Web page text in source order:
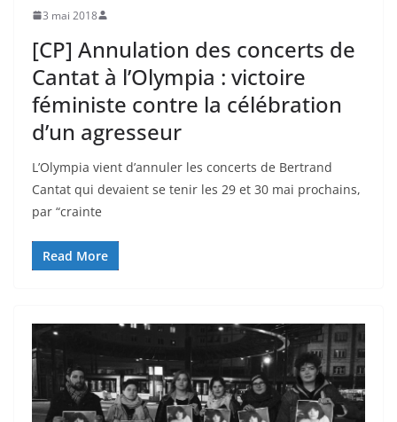
3 mai 2018
[CP] Annulation des concerts de
Cantat à l’Olympia : victoire
féministe contre la célébration
d’un agresseur
L’Olympia vient d’annuler les concerts de Bertrand
Cantat qui devaient se tenir les 29 et 30 mai prochains,
par “crainte
Read More